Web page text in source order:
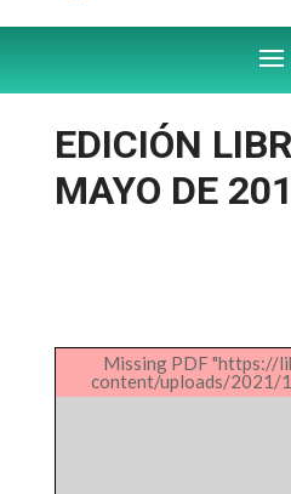
EDICIÓN
MAYO DE
Missing PDF "https://
content/uploads/2021/